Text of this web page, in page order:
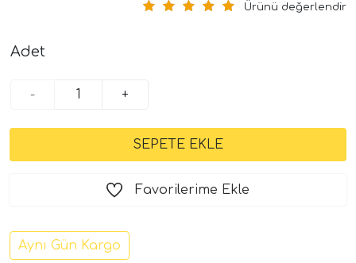
Ürünü değerlendir
Adet
- +
Favorilerime Ekle
Aynı Gün Kargo